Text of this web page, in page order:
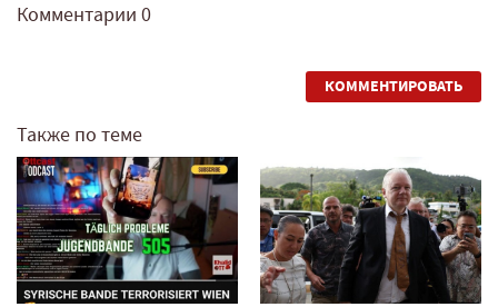
Комментарии 0
КОММЕНТИРОВАТЬ
Также по теме